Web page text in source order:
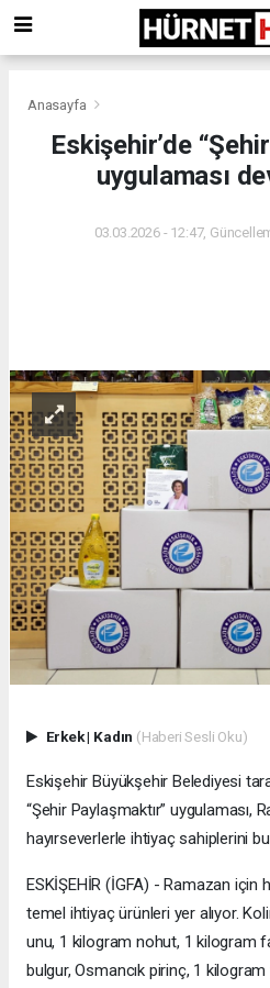
Anasayfa
Eskişehir’de
uygulaması
03.03.2026 - 12:47,
Erkek| Kadın (Haberi Sesli Oku)
Eskişehir Büyükşehir Belediyesi
“Şehir Paylaşmaktır” uygulaması,
hayırseverlerle ihtiyaç sahiplerini
ESKİŞEHİR (İGFA) - Ramazan için
temel ihtiyaç ürünleri yer alıyor.
unu, 1 kilogram nohut, 1 kilogram
bulgur, Osmancık pirinç, 1